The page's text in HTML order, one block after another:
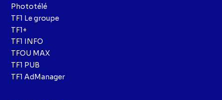
Phototélé
TF1 Le groupe
TF1+
TF1 INFO
TFOU MAX
TF1 PUB
TF1 AdManager